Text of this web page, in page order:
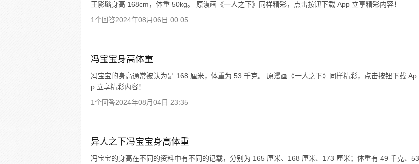
王影璐身高 168cm，体重 50kg。 原漫画《一人之下》同样精彩，点击按钮下载 App 立享精彩内容！
1个回答2024年08月06日 00:05
冯宝宝身高体重
冯宝宝的身高通常被认为是 168 厘米，体重为 53 千克。 原漫画《一人之下》同样精彩，点击按钮下载 Ap
p 立享精彩内容！
1个回答2024年08月04日 23:35
异人之下冯宝宝身高体重
冯宝宝的身高在不同的资料中有不同的记载，分别为 165 厘米、168 厘米、173 厘米；体重有 49 千克、53